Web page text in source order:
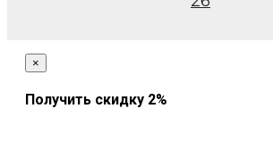
×
Получить скидку 2%